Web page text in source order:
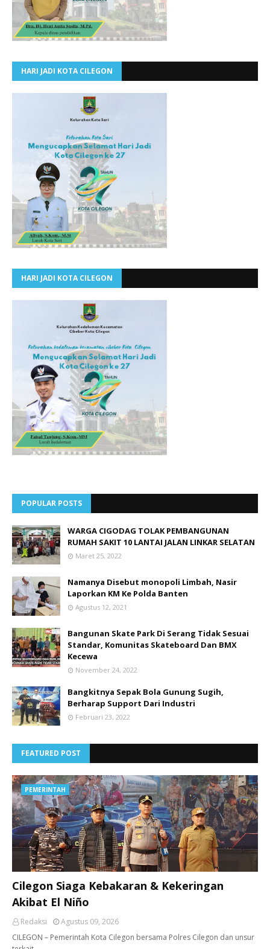
HARI JADI KOTA CILEGON
HARI JADI KOTA CILEGON
POPULAR POSTS
WARGA CIGODAG TOLAK PEMBANGUNAN
RUMAH SAKIT 10 LANTAI JALAN LINKAR SELATAN
Maret 25, 2022
Namanya Disebut monopoli Limbah, Nasir
Laporkan KM Ke Polda Banten
Agustus 12, 2021
Bangunan Skate Park Di Serang Tidak Sesuai
Standar, Komunitas Skateboard Dan BMX
Kecewa
November 24, 2022
Bangkitnya Sepak Bola Gunung Sugih,
Berharap Support Dari Industri
Februari 23, 2022
FEATURED POST
PEMERINTAH
Cilegon Siaga Kebakaran & Kekeringan
Akibat El Niño
Redaksi
Agustus 09, 2026
CILEGON – Pemerintah Kota Cilegon bersama Polres Cilegon dan unsur